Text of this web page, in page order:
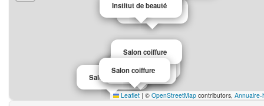
Salon coiffure
Salon coiffure
Salon coiffure
Salon coiffure
Salon coiffure
Salon coiffure
Salon coiffure
Institut de beauté
Leaflet | © OpenStreetMap contributors, Annuaire-